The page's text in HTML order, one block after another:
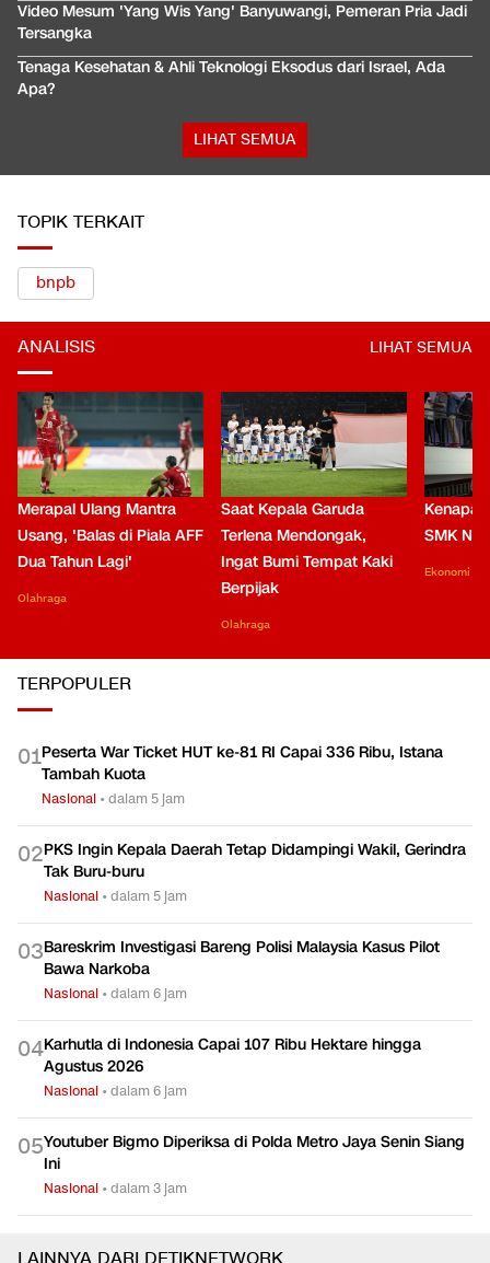
Video Mesum 'Yang Wis Yang' Banyuwangi, Pemeran Pria Jadi
Tersangka
Tenaga Kesehatan & Ahli Teknologi Eksodus dari Israel, Ada
Apa?
LIHAT SEMUA
TOPIK TERKAIT
bnpb
ANALISIS LIHAT SEMUA
Merapal Ulang Mantra
Usang, 'Balas di Piala AFF
Dua Tahun Lagi'
Olahraga
Saat Kepala Garuda
Terlena Mendongak,
Ingat Bumi Tempat Kaki
Berpijak
Olahraga
Kenapa
SMK
Ekonomi
TERPOPULER
01Peserta War Ticket HUT ke-81 RI Capai 336 Ribu, Istana
Tambah Kuota
Nasional •dalam 5 jam
02PKS Ingin Kepala Daerah Tetap Didampingi Wakil, Gerindra
Tak Buru-buru
Nasional •dalam 5 jam
03Bareskrim Investigasi Bareng Polisi Malaysia Kasus Pilot
Bawa Narkoba
Nasional •dalam 6 jam
04Karhutla di Indonesia Capai 107 Ribu Hektare hingga
Agustus 2026
Nasional •dalam 6 jam
05Youtuber Bigmo Diperiksa di Polda Metro Jaya Senin Siang
Ini
Nasional •dalam 3 jam